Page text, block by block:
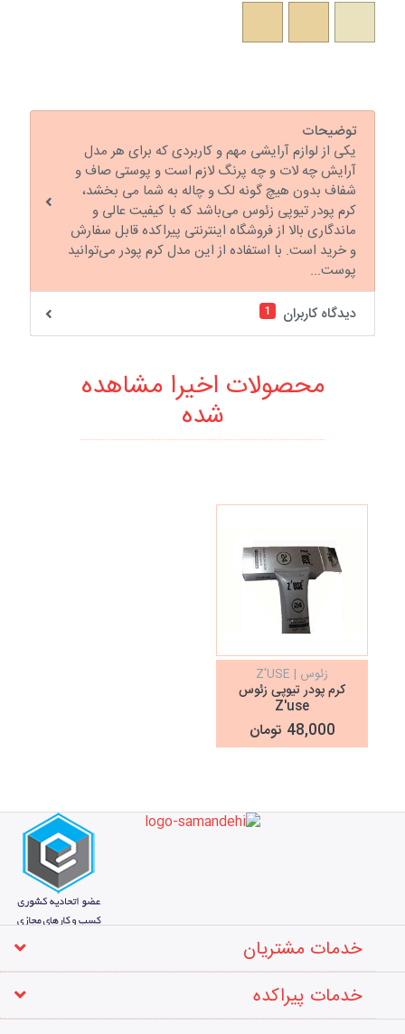
توضیحات
یکی از لوازم آرایشی مهم و کاربردی که برای هر مدل
آرایش چه لات و چه پرنگ لازم است و پوستی صاف و
شفاف بدون هیچ گونه لک و چاله به شما می بخشد،
کرم پودر تیوپی زئوس می‌باشد که با کیفیت عالی و
ماندگاری بالا از فروشگاه اینترنتی پیراکده قابل سفارش
و خرید است. با استفاده از این مدل کرم پودر می‌توانید
پوست...
دیدگاه کاربران
1
محصولات اخیرا مشاهده
شده
زئوس | Z'USE
کرم پودر تیوپی زئوس
Z'use
48,000 تومان
خدمات مشتریان
خدمات پیراکده